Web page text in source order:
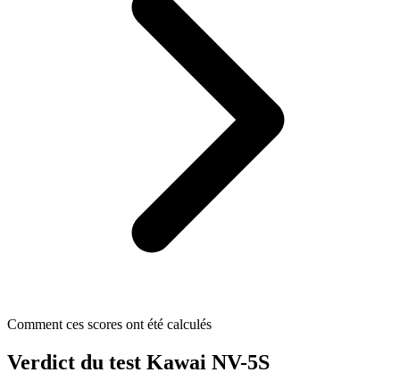
Comment ces scores ont été calculés
Verdict du test Kawai NV-5S